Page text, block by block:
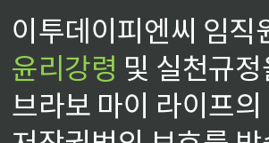
이투데이피엔씨 임
윤리강령 및 실천규
브라보 마이 라이프